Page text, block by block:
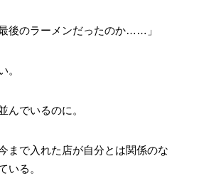
後のラーメンだったのか……」
。
んでいるのに。
まで入れた店が自分とは関係のな
いる。